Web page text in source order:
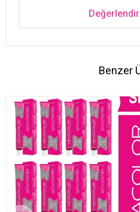
Benzer